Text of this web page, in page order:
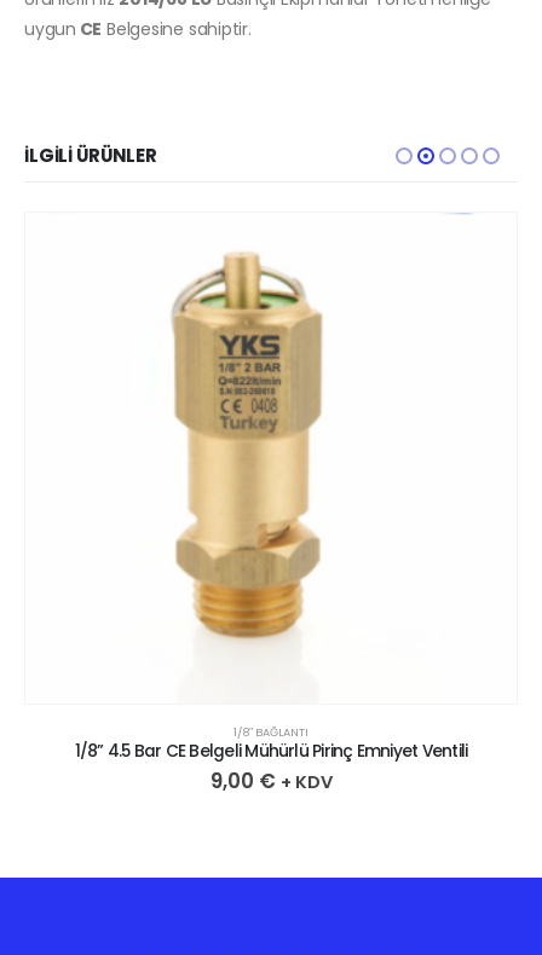
uygun CE Belgesine sahiptir.
İLGILI ÜRÜNLER
1/8″ BAĞLANTI
1/8” 4.5 Bar CE Belgeli Mühürlü Pirinç Emniyet Ventili
9,00 € + KDV